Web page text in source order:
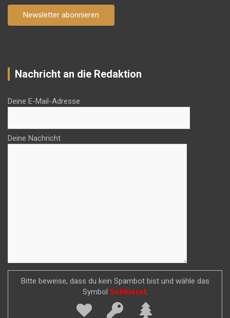
Newsletter abonnieren
Nachricht an die Redaktion
Deine E-Mail-Adresse
Deine Nachricht
Bitte beweise, dass du kein Spambot bist und wähle das
Symbol Schlüssel.